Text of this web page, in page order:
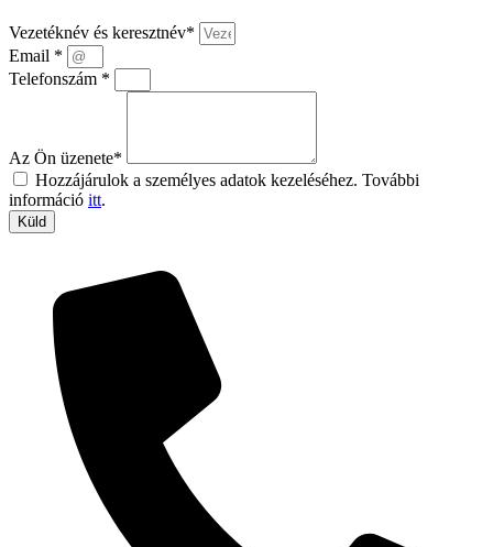
Vezetéknév és keresztnév*
Email *
Telefonszám *
Az Ön üzenete*
Hozzájárulok a személyes adatok kezeléséhez. További
információ itt.
Küld